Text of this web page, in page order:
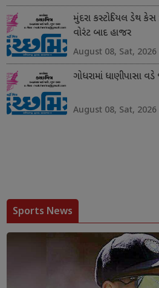
મુંદરા કસ્ટોડિયલ ડેથ
વોરંટ બાદ હાજર
August 08, Sat, 2026
ગોધરામાં ધાણીપાસા
August 08, Sat, 2026
Sports News